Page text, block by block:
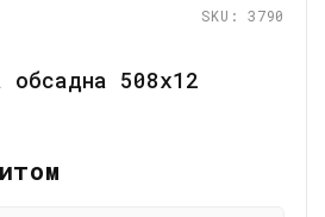
SKU: 3790
обсадна 508х12